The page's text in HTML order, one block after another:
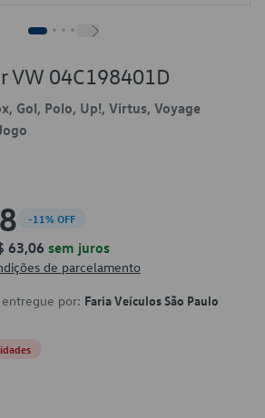
VW 04C198401D
Gol, Polo, Up!, Virtus, Voyage
-11% OFF
63,06 sem juros
de parcelamento
entregue por: Faria Veículos São Paulo